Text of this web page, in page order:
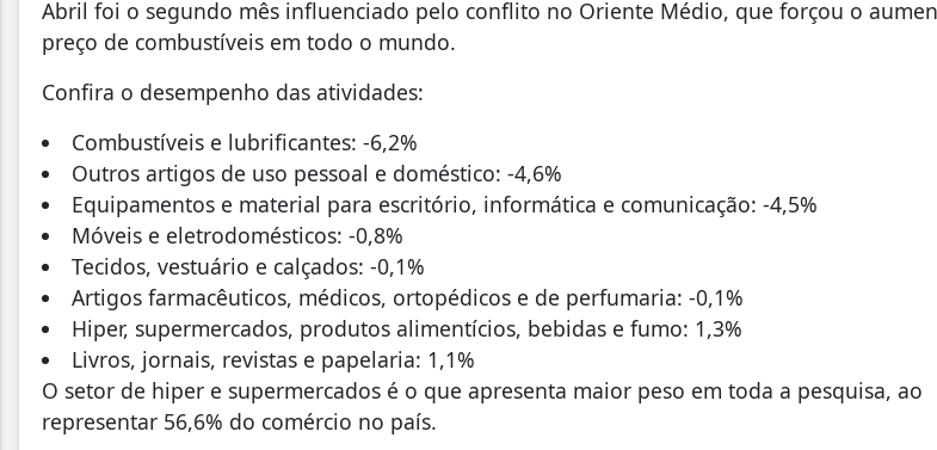
Abril foi o segundo mês influenciado pelo conflito no Oriente Médio, que forçou o
preço de combustíveis em todo o mundo.
Confira o desempenho das atividades:
Combustíveis e lubrificantes: -6,2%
Outros artigos de uso pessoal e doméstico: -4,6%
Equipamentos e material para escritório, informática e comunicação: -4,5%
Móveis e eletrodomésticos: -0,8%
Tecidos, vestuário e calçados: -0,1%
Artigos farmacêuticos, médicos, ortopédicos e de perfumaria: -0,1%
Hiper, supermercados, produtos alimentícios, bebidas e fumo: 1,3%
Livros, jornais, revistas e papelaria: 1,1%
O setor de hiper e supermercados é o que apresenta maior peso em toda a pesquisa, ao
representar 56,6% do comércio no país.